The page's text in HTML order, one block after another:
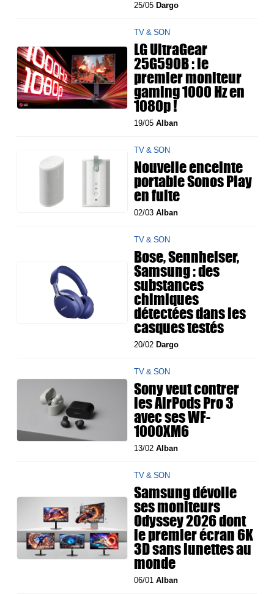
25/05 Dargo
TV & SON
LG UltraGear
25G590B : le
premier moniteur
gaming 1000 Hz en
1080p !
19/05Alban
TV & SON
Nouvelle enceinte
portable Sonos Play
en fuite
02/03Alban
TV & SON
Bose, Sennheiser,
Samsung : des
substances
chimiques
détectées dans les
casques testés
20/02 Dargo
TV & SON
Sony veut contrer
les AirPods Pro 3
avec ses WF-
1000XM6
13/02Alban
TV & SON
Samsung dévoile
ses moniteurs
Odyssey 2026 dont
le premier écran 6K
3D sans lunettes au
monde
06/01Alban